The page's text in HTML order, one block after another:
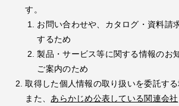
す。
お問い合わせや、カタログ・資料請
するため
製品・サービス等に関する情報のお
ご案内のため
取得した個人情報の取り扱いを委託する
また、 あらかじめ公表している関連会社